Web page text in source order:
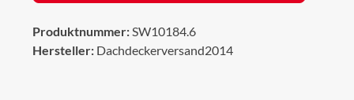
Produktnummer:SW10184.6
Hersteller: Dachdeckerversand2014